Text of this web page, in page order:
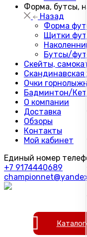
Форма, бутсы,
Назад
Форма
Щитки
Бутсы/
Скейты,
Скандинавская
Очки
Бадминтон/
О компании
Доставка
Обзоры
Контакты
Мой кабинет
Единый номер
+7 9174440689
Каталог